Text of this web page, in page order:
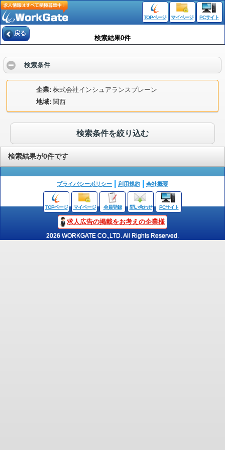
TOPページ マイページ PCサイト
戻る
検索結果0件
検索条件
企業 株式会社インシュアランスブレーン
地域 関西
検索条件を絞り込む
検索結果が0件です
プライバシーポリシー 利用規約 会社概要
TOPページ マイページ 会員登録 問い合わせ PCサイト
求人広告の掲載をお考えの企業様
2026 WORKGATE CO.,LTD. All Rights Reserved.